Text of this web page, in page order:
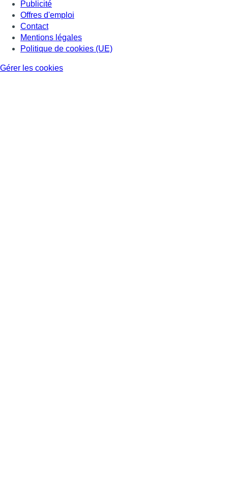
Publicité
Offres d'emploi
Contact
Mentions légales
Politique de cookies (UE)
Gérer les cookies